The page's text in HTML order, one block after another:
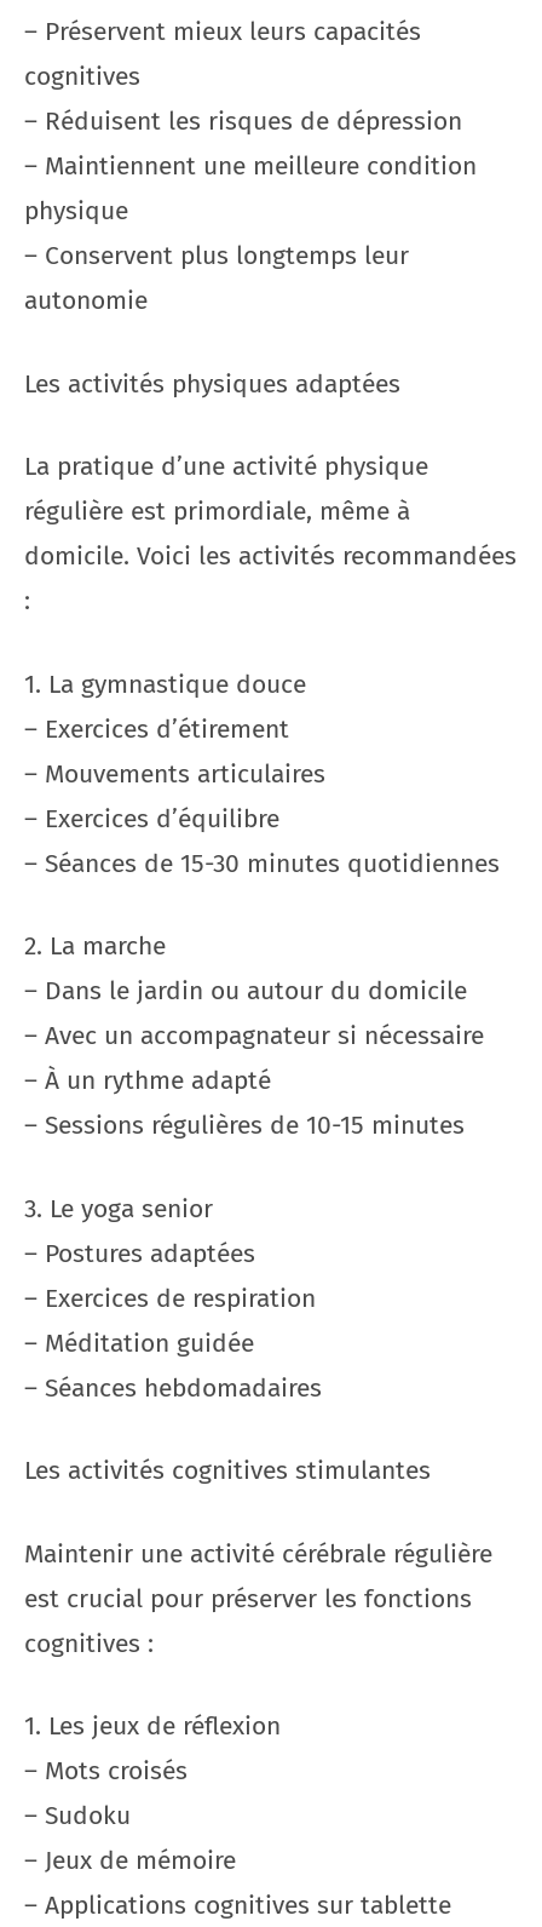
– Préservent mieux leurs capacités
cognitives
– Réduisent les risques de dépression
– Maintiennent une meilleure condition
physique
– Conservent plus longtemps leur
autonomie
Les activités physiques adaptées
La pratique d’une activité physique
régulière est primordiale, même à
domicile. Voici les activités recommandées
:
1. La gymnastique douce
– Exercices d’étirement
– Mouvements articulaires
– Exercices d’équilibre
– Séances de 15-30 minutes quotidiennes
2. La marche
– Dans le jardin ou autour du domicile
– Avec un accompagnateur si nécessaire
– À un rythme adapté
– Sessions régulières de 10-15 minutes
3. Le yoga senior
– Postures adaptées
– Exercices de respiration
– Méditation guidée
– Séances hebdomadaires
Les activités cognitives stimulantes
Maintenir une activité cérébrale régulière
est crucial pour préserver les fonctions
cognitives :
1. Les jeux de réflexion
– Mots croisés
– Sudoku
– Jeux de mémoire
– Applications cognitives sur tablette